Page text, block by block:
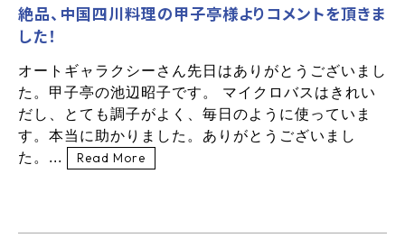
絶品、中国四川料理の甲子亭様よりコメントを頂きま
した！
オートギャラクシーさん先日はありがとうございまし
た。甲子亭の池辺昭子です。 マイクロバスはきれい
だし、とても調子がよく、毎日のように使っていま
す。本当に助かりました。ありがとうございまし
た。...
Read More